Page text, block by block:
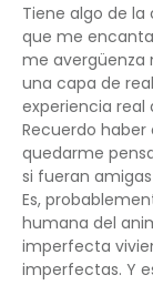
Tiene algo de
que me
me avergüenza
una capa de
experiencia real
Recuerdo
quedarme
si fueran
Es,
humana del
imperfecta
imperfectas. Y